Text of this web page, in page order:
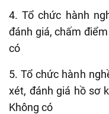
4. Tổ chức hành
đánh giá, chấm
có
5. Tổ chức hành
xét, đánh giá hồ sơ
Không có